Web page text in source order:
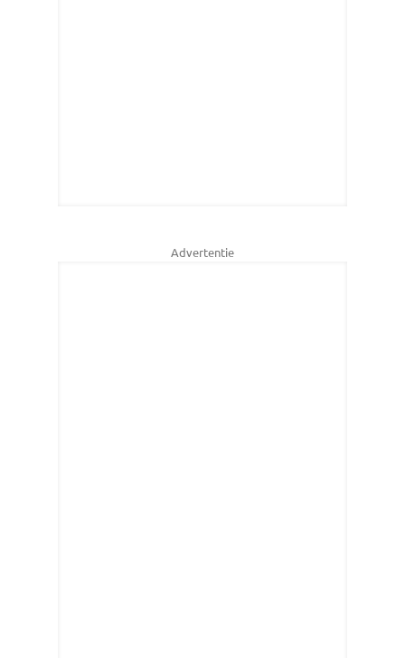
Advertentie